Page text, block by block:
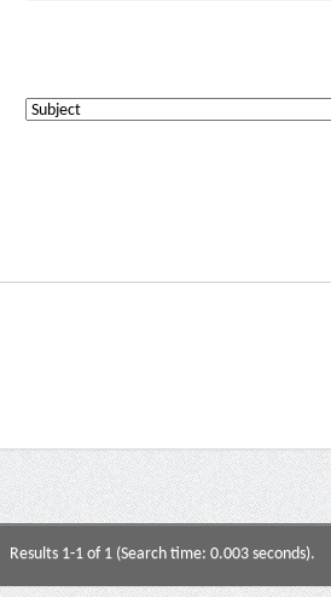
Results 1-1 of 1 (Search time: 0.003 seconds).